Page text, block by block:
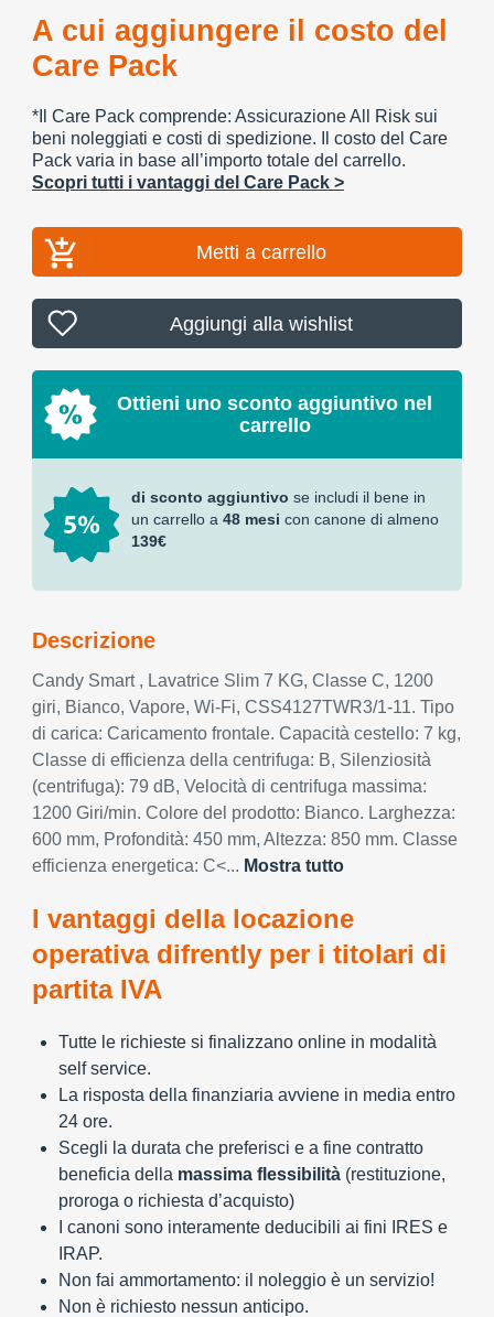
A cui aggiungere il costo del
Care Pack
*Il Care Pack comprende: Assicurazione All Risk sui
beni noleggiati e costi di spedizione. Il costo del Care
Pack varia in base all’importo totale del carrello.
Scopri tutti i vantaggi del Care Pack >
Metti a carrello
Aggiungi alla wishlist
Ottieni uno sconto aggiuntivo nel
carrello
di sconto aggiuntivo se includi il bene in
un carrello a 48 mesi con canone di almeno
139€
Descrizione
Candy Smart , Lavatrice Slim 7 KG, Classe C, 1200
giri, Bianco, Vapore, Wi-Fi, CSS4127TWR3/1-11. Tipo
di carica: Caricamento frontale. Capacità cestello: 7 kg,
Classe di efficienza della centrifuga: B, Silenziosità
(centrifuga): 79 dB, Velocità di centrifuga massima:
1200 Giri/min. Colore del prodotto: Bianco. Larghezza:
600 mm, Profondità: 450 mm, Altezza: 850 mm. Classe
efficienza energetica: C<... Mostra tutto
I vantaggi della locazione
operativa difrently per i titolari di
partita IVA
Tutte le richieste si finalizzano online in modalità
self service.
La risposta della finanziaria avviene in media entro
24 ore.
Scegli la durata che preferisci e a fine contratto
beneficia della massima flessibilità (restituzione,
proroga o richiesta d’acquisto)
I canoni sono interamente deducibili ai fini IRES e
IRAP.
Non fai ammortamento: il noleggio è un servizio!
Non è richiesto nessun anticipo.